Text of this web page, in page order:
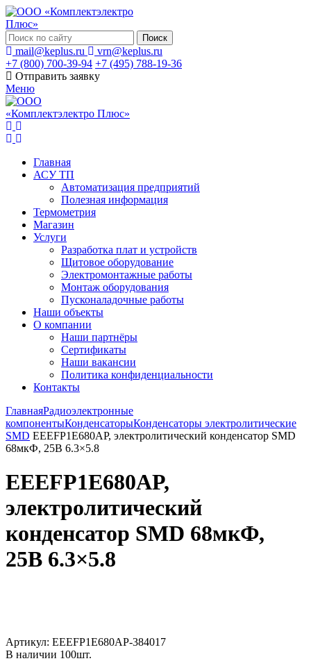
Поиск
mail@keplus.ru
vrn@keplus.ru
+7 (800) 700-39-94 +7 (495) 788-19-36
Отправить заявку
Меню
Главная
АСУ ТП
Автоматизация предприятий
Полезная информация
Термометрия
Магазин
Услуги
Разработка плат и устройств
Щитовое оборудование
Электромонтажные работы
Монтаж оборудования
Пусконаладочные работы
Наши объекты
О компании
Наши партнёры
Сертификаты
Наши вакансии
Политика конфиденциальности
Контакты
ГлавнаяРадиоэлектронные
компонентыКонденсаторыКонденсаторы электролитические
SMD EEEFP1E680AP, электролитический конденсатор SMD
68мкФ, 25В 6.3×5.8
EEEFP1E680AP,
электролитический
конденсатор SMD 68мкФ,
25В 6.3×5.8
Артикул: EEEFP1E680AP-384017
В наличии 100шт.